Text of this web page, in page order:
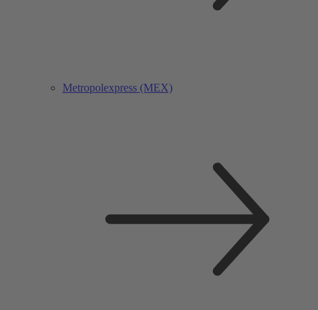
Metropolexpress (MEX)